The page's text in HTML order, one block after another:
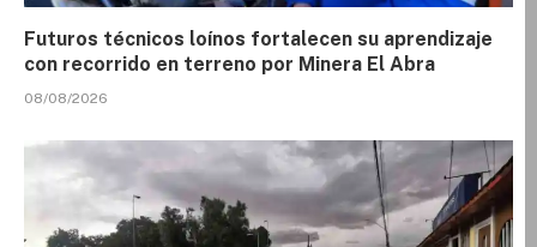
Futuros técnicos loínos fortalecen su aprendizaje
con recorrido en terreno por Minera El Abra
08/08/2026